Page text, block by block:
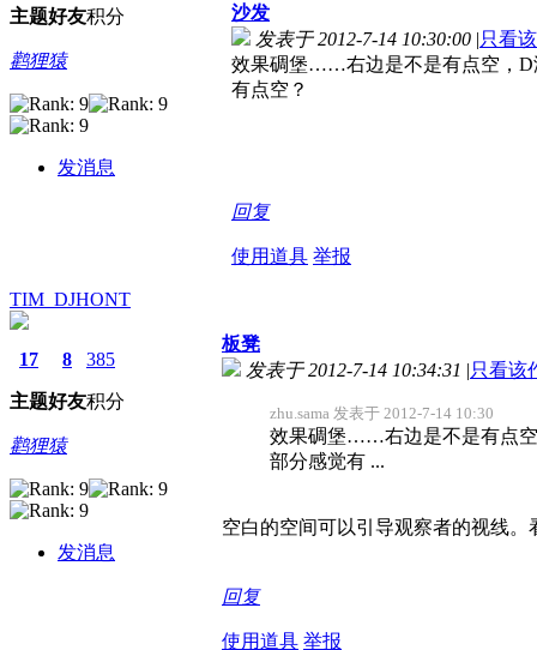
主题好友积分
鹳狸猿
发消息
沙发
发表于 2012-7-14 10:30:00 |只看
效果碉堡……右边是不是有点空，D
有点空？
回复
使用道具 举报
TIM_DJHONT
17
主题
8
好友
385
积分
鹳狸猿
发消息
板凳
发表于 2012-7-14 10:34:31 |只看该
zhu.sama 发表于 2012-7-14 10:30
效果碉堡……右边是不是有点空
部分感觉有 ...
空白的空间可以引导观察者的视线。
回复
使用道具 举报